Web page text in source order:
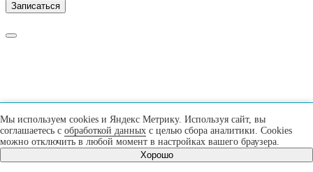
Записаться
Мы используем cookies и Яндекс Метрику. Используя сайт, вы
соглашаетесь с обработкой данных с целью сбора аналитики. Cookies
можно отключить в любой момент в настройках вашего браузера.
Хорошо